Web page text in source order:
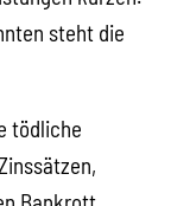
der
nach sich
sind, ist
auf